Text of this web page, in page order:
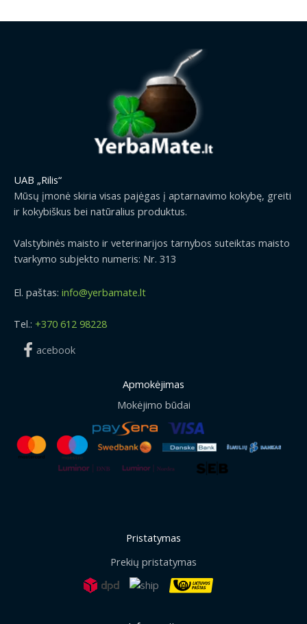
UAB „Rilis“
Mūsų įmonė skiria visas pajėgas į aptarnavimo kokybę, greiti
ir kokybiškus bei natūralius produktus.
Valstybinės maisto ir veterinarijos tarnybos suteiktas maisto
tvarkymo subjekto numeris: Nr. 313
El. paštas: info@yerbamate.lt
Tel.: +370 612 98228
acebook
Apmokėjimas
Mokėjimo būdai
Pristatymas
Prekių pristatymas